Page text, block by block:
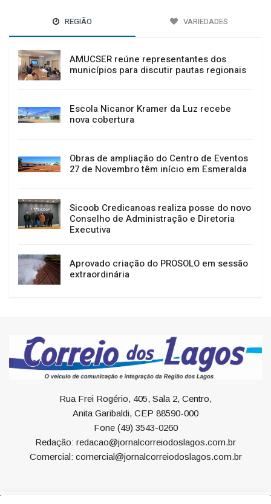
REGIÃO VARIEDADES
AMUCSER reúne representantes dos
municípios para discutir pautas regionais
Escola Nicanor Kramer da Luz recebe
nova cobertura
Obras de ampliação do Centro de Eventos
27 de Novembro têm início em Esmeralda
Sicoob Credicanoas realiza posse do novo
Conselho de Administração e Diretoria
Executiva
Aprovado criação do PROSOLO em sessão
extraordinária
Rua Frei Rogério, 405, Sala 2, Centro,
Anita Garibaldi, CEP 88590-000
Fone (49) 3543-0260
Redação: redacao@jornalcorreiodoslagos.com.br
Comercial: comercial@jornalcorreiodoslagos.com.br